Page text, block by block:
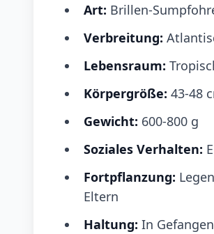
Art: Brillen-
Verbreitung:
Lebensraum:
Körpergröße: 43-48
Gewicht: 600-800 g
Soziales Verhalten:
Fortpflanzung:
Eltern
Haltung: In